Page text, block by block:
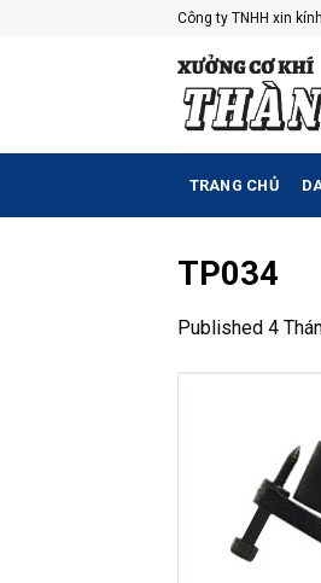
Công ty TNHH xin
TRANG CHỦ
TP034
Published 4